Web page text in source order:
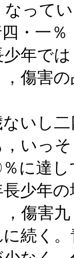
なって
・一
年で
傷害
いし二
いっ
に達
少年
傷害
続く